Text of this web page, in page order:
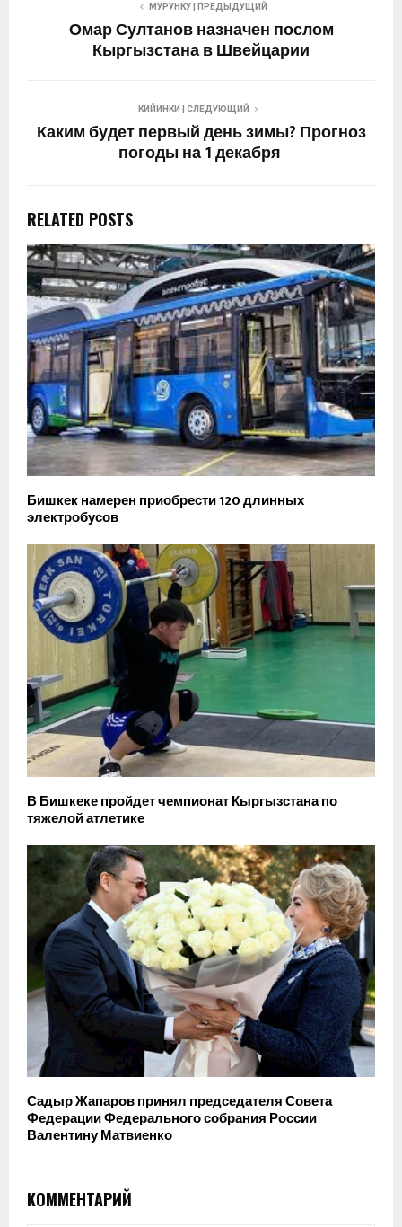
МУРУНКУ | ПРЕДЫДУЩИЙ
Омар Султанов назначен послом
Кыргызстана в Швейцарии
КИЙИНКИ | СЛЕДУЮЩИЙ
Каким будет первый день зимы? Прогноз
погоды на 1 декабря
RELATED POSTS
Бишкек намерен приобрести 120 длинных
электробусов
В Бишкеке пройдет чемпионат Кыргызстана по
тяжелой атлетике
Садыр Жапаров принял председателя Совета
Федерации Федерального собрания России
Валентину Матвиенко
КОММЕНТАРИЙ